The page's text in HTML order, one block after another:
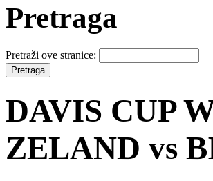
Pretraga
Pretraži ove stranice:
DAVIS CUP
ZELAND vs